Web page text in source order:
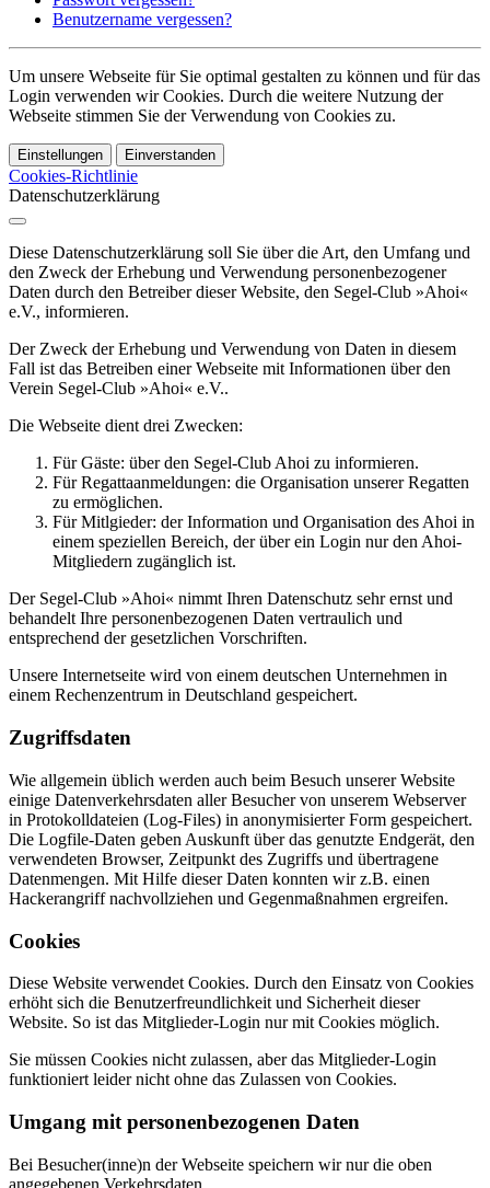
Benutzername vergessen?
Um unsere Webseite für Sie optimal gestalten zu können und für das
Login verwenden wir Cookies. Durch die weitere Nutzung der
Webseite stimmen Sie der Verwendung von Cookies zu.
Einstellungen Einverstanden
Cookies-Richtlinie
Datenschutzerklärung
Diese Datenschutzerklärung soll Sie über die Art, den Umfang und
den Zweck der Erhebung und Verwendung personenbezogener
Daten durch den Betreiber dieser Website, den Segel-Club »Ahoi«
e.V., informieren.
Der Zweck der Erhebung und Verwendung von Daten in diesem
Fall ist das Betreiben einer Webseite mit Informationen über den
Verein Segel-Club »Ahoi« e.V..
Die Webseite dient drei Zwecken:
Für Gäste: über den Segel-Club Ahoi zu informieren.
Für Regattaanmeldungen: die Organisation unserer Regatten
zu ermöglichen.
Für Mitlgieder: der Information und Organisation des Ahoi in
einem speziellen Bereich, der über ein Login nur den Ahoi-
Mitgliedern zugänglich ist.
Der Segel-Club »Ahoi« nimmt Ihren Datenschutz sehr ernst und
behandelt Ihre personenbezogenen Daten vertraulich und
entsprechend der gesetzlichen Vorschriften.
Unsere Internetseite wird von einem deutschen Unternehmen in
einem Rechenzentrum in Deutschland gespeichert.
Zugriffsdaten
Wie allgemein üblich werden auch beim Besuch unserer Website
einige Datenverkehrsdaten aller Besucher von unserem Webserver
in Protokolldateien (Log-Files) in anonymisierter Form gespeichert.
Die Logfile-Daten geben Auskunft über das genutzte Endgerät, den
verwendeten Browser, Zeitpunkt des Zugriffs und übertragene
Datenmengen. Mit Hilfe dieser Daten konnten wir z.B. einen
Hackerangriff nachvollziehen und Gegenmaßnahmen ergreifen.
Cookies
Diese Website verwendet Cookies. Durch den Einsatz von Cookies
erhöht sich die Benutzerfreundlichkeit und Sicherheit dieser
Website. So ist das Mitglieder-Login nur mit Cookies möglich.
Sie müssen Cookies nicht zulassen, aber das Mitglieder-Login
funktioniert leider nicht ohne das Zulassen von Cookies.
Umgang mit personenbezogenen Daten
Bei Besucher(inne)n der Webseite speichern wir nur die oben
angegebenen Verkehrsdaten.